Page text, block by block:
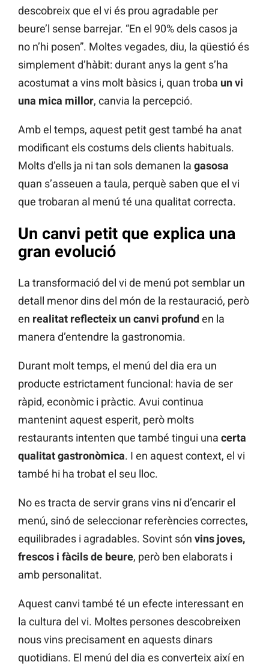
descobreix que el vi és prou agradable per
beure’l sense barrejar. “En el 90% dels casos ja
no n’hi posen”. Moltes vegades, diu, la qüestió és
simplement d’hàbit: durant anys la gent s’ha
acostumat a vins molt bàsics i, quan troba un vi
una mica millor, canvia la percepció.
Amb el temps, aquest petit gest també ha anat
modificant els costums dels clients habituals.
Molts d’ells ja ni tan sols demanen la gasosa
quan s’asseuen a taula, perquè saben que el vi
que trobaran al menú té una qualitat correcta.
Un canvi petit que explica una
gran evolució
La transformació del vi de menú pot semblar un
detall menor dins del món de la restauració, però
en realitat reflecteix un canvi profund en la
manera d’entendre la gastronomia.
Durant molt temps, el menú del dia era un
producte estrictament funcional: havia de ser
ràpid, econòmic i pràctic. Avui continua
mantenint aquest esperit, però molts
restaurants intenten que també tingui una certa
qualitat gastronòmica. I en aquest context, el vi
també hi ha trobat el seu lloc.
No es tracta de servir grans vins ni d’encarir el
menú, sinó de seleccionar referències correctes,
equilibrades i agradables. Sovint són vins joves,
frescos i fàcils de beure, però ben elaborats i
amb personalitat.
Aquest canvi també té un efecte interessant en
la cultura del vi. Moltes persones descobreixen
nous vins precisament en aquests dinars
quotidians. El menú del dia es converteix així en